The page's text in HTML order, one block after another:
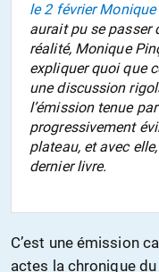
le 2 février
aurait pu se passer
réalité, Monique
expliquer quoi que
une discussion
l’émission tenue
progressivement
plateau, et avec
dernier livre.
C’est une émission
actes la chronique